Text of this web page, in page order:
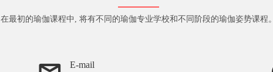
在最初的瑜伽课程中, 将有不同的瑜伽专业学校和不同阶段的瑜伽姿势课程。
E-mail